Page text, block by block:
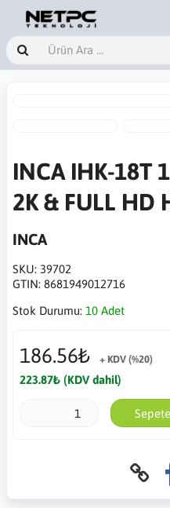
INCA IHK-18T
2K & FULL HD
INCA
SKU: 39702
GTIN: 8681949012716
Stok Durumu: 10 Adet
186.56₺ + KDV (%20)
223.87₺ (KDV dahil)